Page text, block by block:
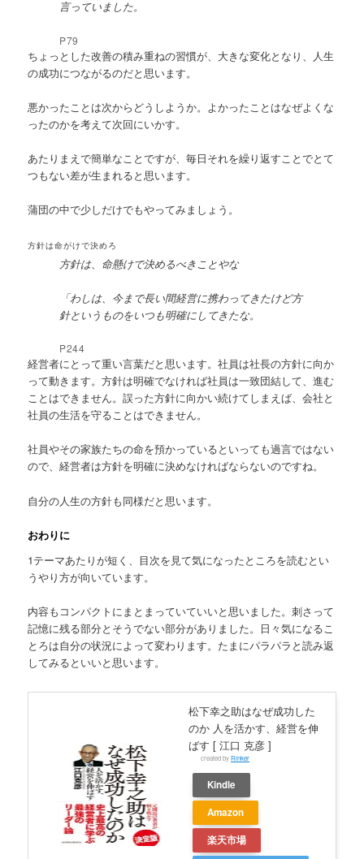
言っていました。
P79
ちょっとした改善の積み重ねの習慣が、大きな変化となり、人生
の成功につながるのだと思います。
悪かったことは次からどうしようか。よかったことはなぜよくな
ったのかを考えて次回にいかす。
あたりまえで簡単なことですが、毎日それを繰り返すことでとて
つもない差が生まれると思います。
蒲団の中で少しだけでもやってみましょう。
方針は命がけで決めろ
方針は、命懸けで決めるべきことやな
「わしは、今まで長い間経営に携わってきたけど方
針というものをいつも明確にしてきたな。
P244
経営者にとって重い言葉だと思います。社員は社長の方針に向か
って動きます。方針は明確でなければ社員は一致団結して、進む
ことはできません。誤った方針に向かい続けてしまえば、会社と
社員の生活を守ることはできません。
社員やその家族たちの命を預かっているといっても過言ではない
ので、経営者は方針を明確に決めなければならないのですね。
自分の人生の方針も同様だと思います。
おわりに
1テーマあたりが短く、目次を見て気になったところを読むとい
うやり方が向いています。
内容もコンパクトにまとまっていていいと思いました。刺さって
記憶に残る部分とそうでない部分がありました。日々気になるこ
とろは自分の状況によって変わります。たまにパラパラと読み返
してみるといいと思います。
松下幸之助はなぜ成功した
のか 人を活かす、経営を伸
ばす [ 江口 克彦 ]
created byRinker
Kindle
Amazon
楽天市場